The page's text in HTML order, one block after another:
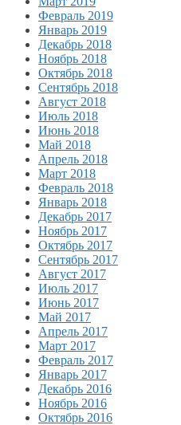
Февраль 2019
Январь 2019
Декабрь 2018
Ноябрь 2018
Октябрь 2018
Сентябрь 2018
Август 2018
Июль 2018
Июнь 2018
Май 2018
Апрель 2018
Март 2018
Февраль 2018
Январь 2018
Декабрь 2017
Ноябрь 2017
Октябрь 2017
Сентябрь 2017
Август 2017
Июль 2017
Июнь 2017
Май 2017
Апрель 2017
Март 2017
Февраль 2017
Январь 2017
Декабрь 2016
Ноябрь 2016
Октябрь 2016